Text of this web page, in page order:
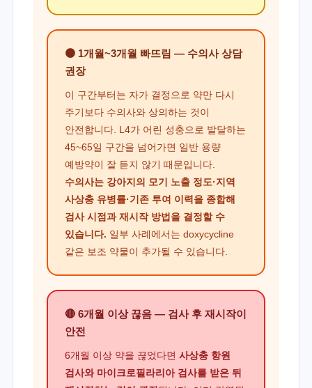
🟠 1개월~3개월 빠뜨림 — 수의사 상담
권장
이 구간부터는 자가 결정으로 약만 다시
주기보다 수의사와 상의하는 것이
안전합니다. L4가 어린 성충으로 발달하는
45~65일 구간을 넘어가면 일반 용량
예방약이 잘 듣지 않기 때문입니다.
수의사는 강아지의 모기 노출 정도·지역
사상충 유병률·기존 투여 이력을 종합해
검사 시점과 재시작 방법을 결정할 수
있습니다. 일부 사례에서는 doxycycline
같은 보조 약물이 추가될 수 있습니다.
🔴 6개월 이상 끊음 — 검사 후 재시작이
안전
6개월 이상 약을 끊었다면 사상충 항원
검사와 마이크로필라리아 검사를 받은 뒤